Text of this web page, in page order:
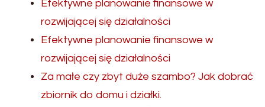
Efektywne planowanie finansowe w
rozwijającej się działalności
Efektywne planowanie finansowe w
rozwijającej się działalności
Za małe czy zbyt duże szambo? Jak dobrać
zbiornik do domu i działki.